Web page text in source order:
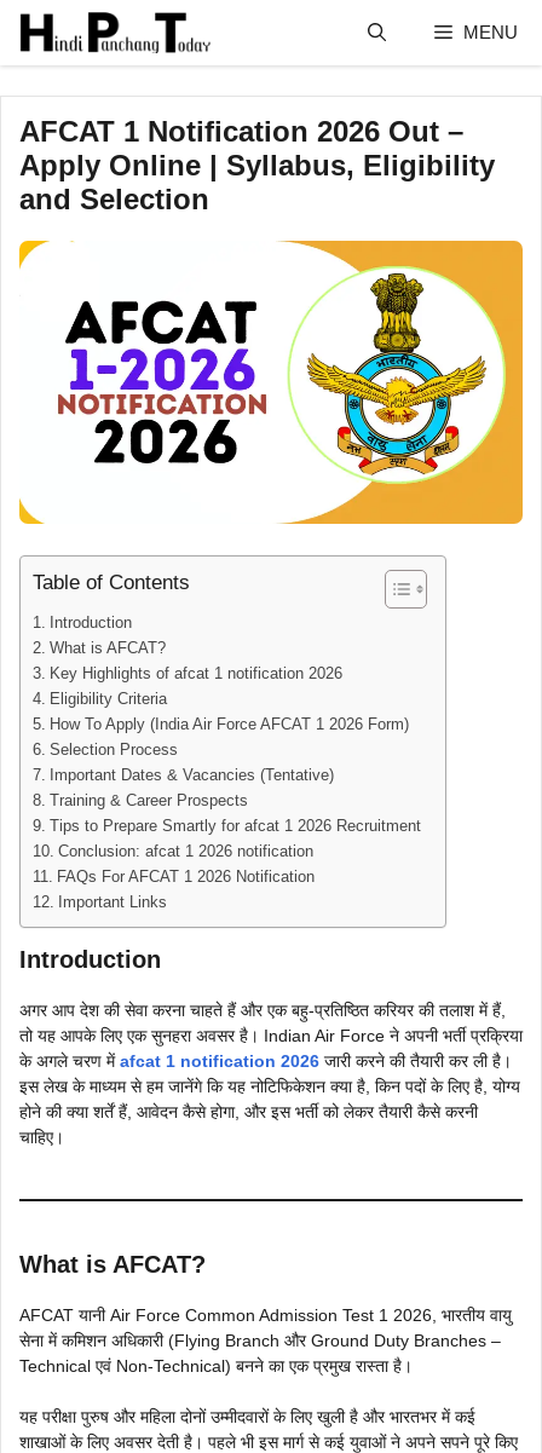
Skip
content
MENU
AFCAT 1 Notification 2026 Out –
Apply Online | Syllabus, Eligibility
and Selection
Table of Contents
Introduction
What is AFCAT?
Key Highlights of afcat 1 notification 2026
Eligibility Criteria
How To Apply (India Air Force AFCAT 1 2026 Form)
Selection Process
Important Dates & Vacancies (Tentative)
Training & Career Prospects
Tips to Prepare Smartly for afcat 1 2026 Recruitment
Conclusion: afcat 1 2026 notification
FAQs For AFCAT 1 2026 Notification
Important Links
Introduction
अगर आप देश की सेवा करना चाहते हैं और एक बहु-प्रतिष्ठित करियर की तलाश में हैं,
तो यह आपके लिए एक सुनहरा अवसर है। Indian Air Force ने अपनी भर्ती प्रक्रिया
के अगले चरण मेंafcat 1 notification 2026 जारी करने की तैयारी कर ली है।
इस लेख के माध्यम से हम जानेंगे कि यह नोटिफिकेशन क्या है, किन पदों के लिए है, योग्य
होने की क्या शर्तें हैं, आवेदन कैसे होगा, और इस भर्ती को लेकर तैयारी कैसे करनी
चाहिए।
What is AFCAT?
AFCAT यानी Air Force Common Admission Test 1 2026, भारतीय वायु
सेना में कमिशन अधिकारी (Flying Branch और Ground Duty Branches –
Technical एवं Non-Technical) बनने का एक प्रमुख रास्ता है।
यह परीक्षा पुरुष और महिला दोनों उम्मीदवारों के लिए खुली है और भारतभर में कई
शाखाओं के लिए अवसर देती है। पहले भी इस मार्ग से कई युवाओं ने अपने सपने पूरे किए